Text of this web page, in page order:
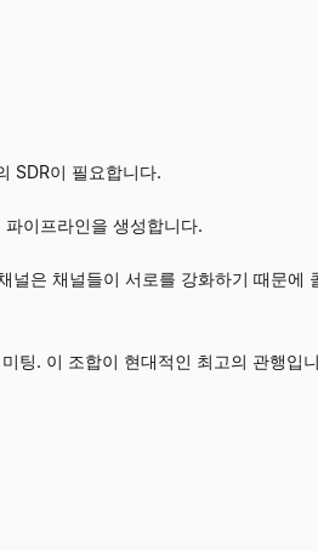
SDR이 필요합니다.
이프라인을 생성합니다.
은 채널들이 서로를 강화하기 때문에
. 이 조합이 현대적인 최고의 관행입